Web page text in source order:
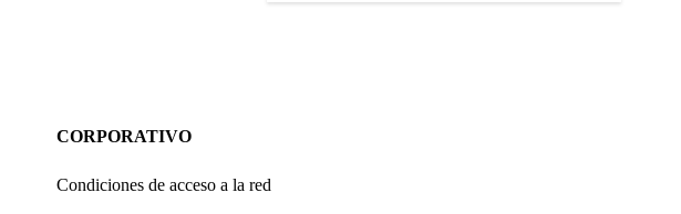
CORPORATIVO
Condiciones de acceso a la red